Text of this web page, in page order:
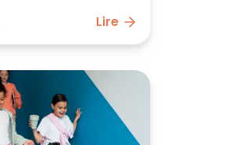
Lire